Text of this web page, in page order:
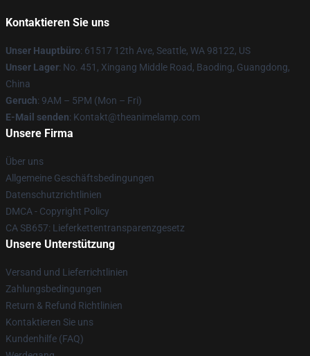
Kontaktieren Sie uns
Unser Hauptbüro: 61517 12th Ave, Seattle, WA 98122, US
Unser Lager: No. 451, Xingang Middle Road, Baoding, Guangdong,
China
Geruch: 9AM – 5PM (Mon – Fri)
E-Mail senden: Kontakt@theanimelamp.com
Unsere Firma
Über uns
Allgemeine Geschäftsbedingungen
Datenschutzrichtlinien
DMCA - Copyright Policy
CA SB657: Lieferkettentransparenzgesetz
Unsere Unterstützung
Versand und Lieferrichtlinien
Zahlungsbedingungen
Return & Refund Richtlinien
Kontaktieren Sie uns
Kundenhilfe (FAQ)